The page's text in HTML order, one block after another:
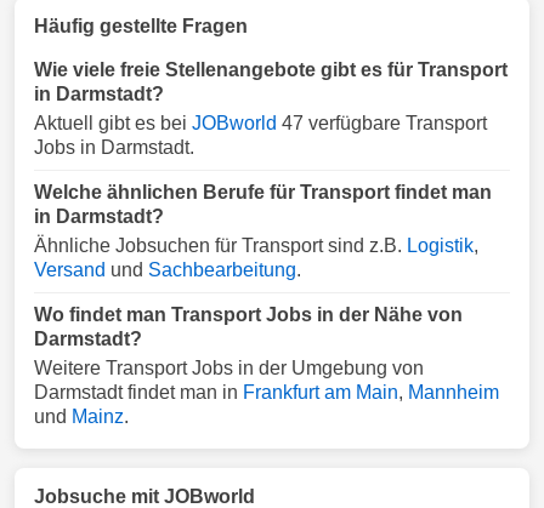
Häufig gestellte Fragen
Wie viele freie Stellenangebote gibt es für Transport
in Darmstadt?
Aktuell gibt es bei JOBworld 47 verfügbare Transport
Jobs in Darmstadt.
Welche ähnlichen Berufe für Transport findet man
in Darmstadt?
Ähnliche Jobsuchen für Transport sind z.B. Logistik,
Versand und Sachbearbeitung.
Wo findet man Transport Jobs in der Nähe von
Darmstadt?
Weitere Transport Jobs in der Umgebung von
Darmstadt findet man in Frankfurt am Main, Mannheim
und Mainz.
Jobsuche mit JOBworld